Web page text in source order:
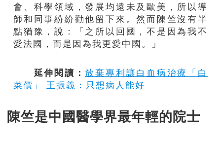
會、科學領域，發展均遠未及歐美，所以導
師和同事紛紛勸他留下來。然而陳竺沒有半
點猶豫，說：「之所以回國，不是因為我不
愛法國，而是因為我更愛中國。」
延伸閱讀： 放棄專利讓白血病治療「白
菜價」 王振義：只想病人能好
陳竺是中國醫學界最年輕的院士